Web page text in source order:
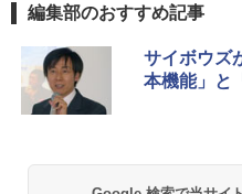
編集部のおすすめ記事
サイボウズ
本機能」と